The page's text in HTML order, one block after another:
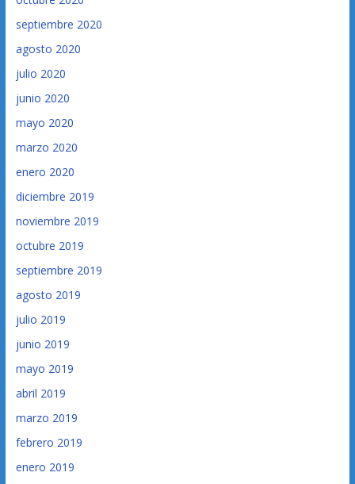
septiembre 2020
agosto 2020
julio 2020
junio 2020
mayo 2020
marzo 2020
enero 2020
diciembre 2019
noviembre 2019
octubre 2019
septiembre 2019
agosto 2019
julio 2019
junio 2019
mayo 2019
abril 2019
marzo 2019
febrero 2019
enero 2019